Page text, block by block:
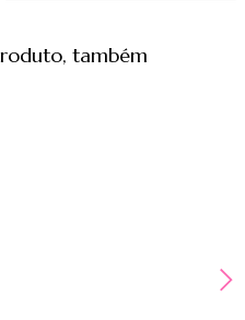
também